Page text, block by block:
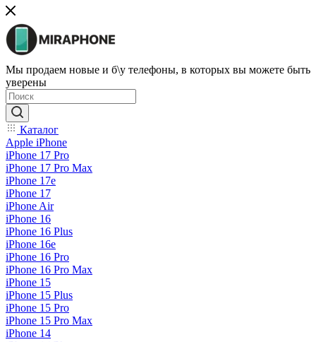
Мы продаем новые и б\у телефоны, в которых вы можете быть
уверены
Каталог
Apple iPhone
iPhone 17 Pro
iPhone 17 Pro Max
iPhone 17e
iPhone 17
iPhone Air
iPhone 16
iPhone 16 Plus
iPhone 16e
iPhone 16 Pro
iPhone 16 Pro Max
iPhone 15
iPhone 15 Plus
iPhone 15 Pro
iPhone 15 Pro Max
iPhone 14